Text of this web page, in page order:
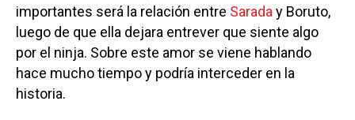
importantes será la relación entre Sarada y Boruto,
luego de que ella dejara entrever que siente algo
por el ninja. Sobre este amor se viene hablando
hace mucho tiempo y podría interceder en la
historia.